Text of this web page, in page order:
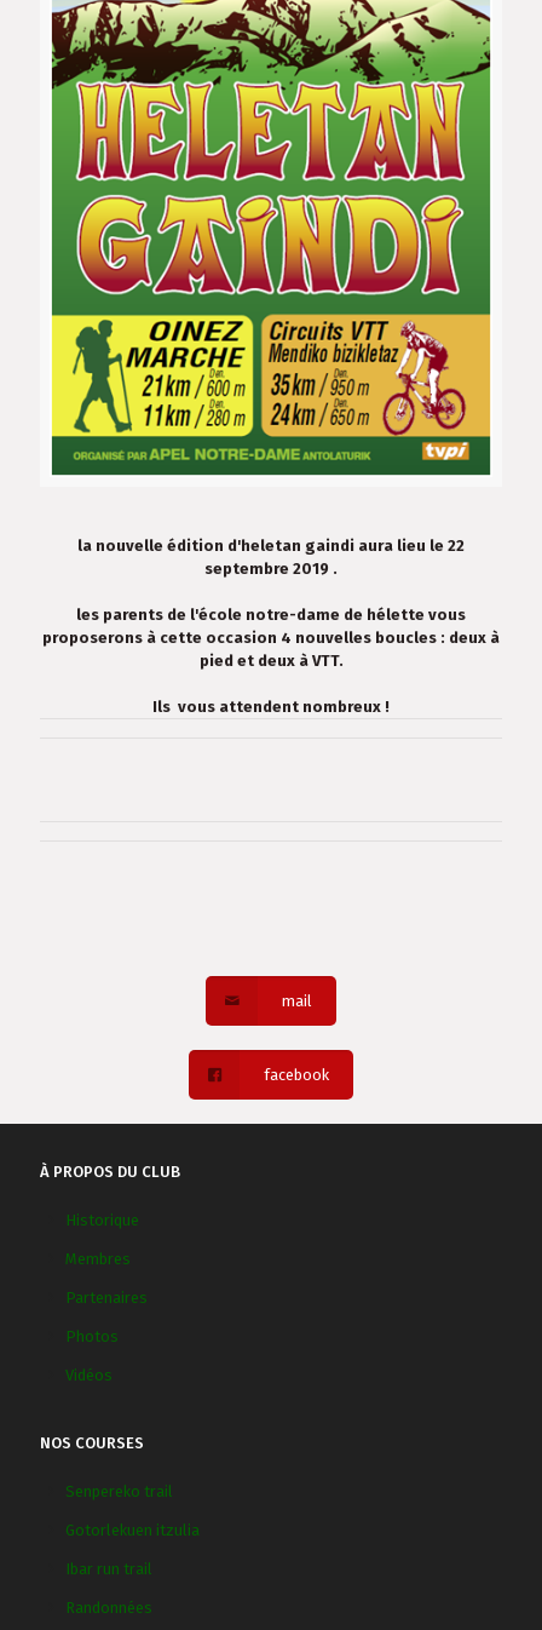
la nouvelle édition d'heletan gaindi aura lieu le 22
septembre 2019 .
les parents de l'école notre-dame de hélette vous
proposerons à cette occasion 4 nouvelles boucles : deux à
pied et deux à VTT.
Ils vous attendent nombreux !
mail
facebook
À PROPOS DU CLUB
Historique
Membres
Partenaires
Photos
Vidéos
NOS COURSES
Senpereko trail
Gotorlekuen itzulia
Ibar run trail
Randonnées